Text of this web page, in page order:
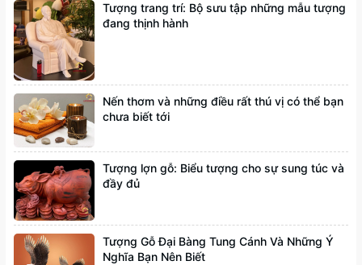
Tượng trang trí: Bộ sưu tập những mẫu tượng
đang thịnh hành
Nến thơm và những điều rất thú vị có thể bạn
chưa biết tới
Tượng lợn gỗ: Biểu tượng cho sự sung túc và
đầy đủ
Tượng Gỗ Đại Bàng Tung Cánh Và Những Ý
Nghĩa Bạn Nên Biết